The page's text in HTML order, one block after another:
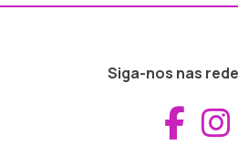
Siga-nos nas